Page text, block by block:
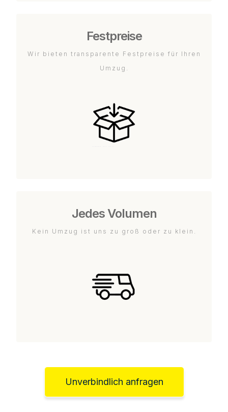
Festpreise
Wir bieten transparente Festpreise für Ihren
Umzug.
Jedes Volumen
Kein Umzug ist uns zu groß oder zu klein.
Unverbindlich anfragen